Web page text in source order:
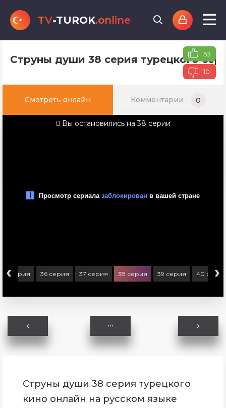
TV-TUROK.online
Струны души 38 серия турецкого 53
10
Смотреть онлайн Комментарии 0
Вы остановились на 38 серии
‹
35 серия 36 серия 37 серия 38 серия 39 серия 40 серия
›
Струны души 38 серия турецкого
кино онлайн на русском языке